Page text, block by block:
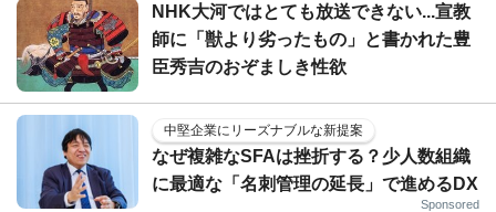
NHK大河ではとても放送できない...宣教
師に「獣より劣ったもの」と書かれた豊
臣秀吉のおぞましき性欲
中堅企業にリーズナブルな新提案
なぜ複雑なSFAは挫折する？少人数組織
に最適な「名刺管理の延長」で進めるDX
Sponsored